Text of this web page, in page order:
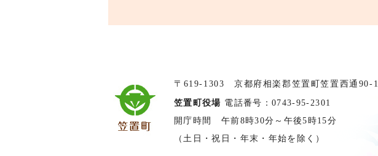
〒619-1303 京都府相楽郡笠置町笠置西通90-1
笠置町役場 電話番号：0743-95-2301
開庁時間 午前8時30分～午後5時15分
（土日・祝日・年末・年始を除く）